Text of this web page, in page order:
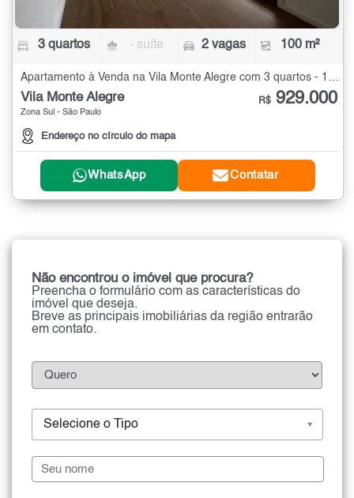
3 quartos - suíte 2 vagas 100 m²
Apartamento à Venda na Vila Monte Alegre com 3 quartos - 100 m²
Vila Monte Alegre
Zona Sul - São Paulo
Endereço no círculo do mapa
R$ 929.000
WhatsApp Contatar
Não encontrou o imóvel que procura?
Preencha o formulário com as características do
imóvel que deseja.
Breve as principais imobiliárias da região entrarão
em contato.
Selecione o Tipo